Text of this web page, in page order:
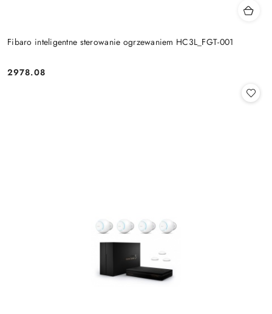
Fibaro inteligentne sterowanie ogrzewaniem HC3L_FGT-001
Cena:
2978.08